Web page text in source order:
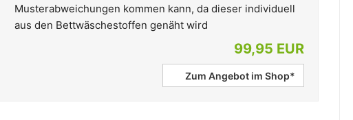
Musterabweichungen kommen kann, da dieser individuell
aus den Bettwäschestoffen genäht wird
99,95 EUR
Zum Angebot im Shop*